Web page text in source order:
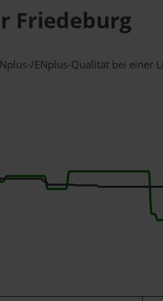
Friedeburg
ENplus-Qualität bei einer